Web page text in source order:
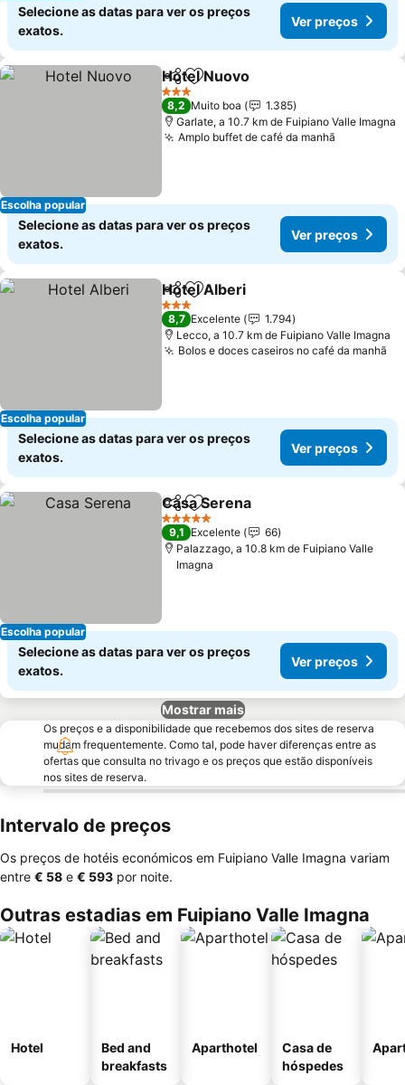
Selecione as datas para ver os preços
exatos.
Ver preços
Escolha popular
PartilharAdicionar aos favoritos
Hotel Nuovo
3 Estrelas
8,2 Muito boa
1.385
Garlate, a 10.7 km de Fuipiano Valle Imagna
Amplo buffet de café da manhã
Selecione as datas para ver os preços
exatos.
Ver preços
Escolha popular
PartilharAdicionar aos favoritos
Hotel Alberi
3 Estrelas
8,7 Excelente
1.794
Lecco, a 10.7 km de Fuipiano Valle Imagna
Bolos e doces caseiros no café da manhã
Selecione as datas para ver os preços
exatos.
Ver preços
Escolha popular
PartilharAdicionar aos favoritos
Casa Serena
5 Estrelas
9,1 Excelente
66
Palazzago, a 10.8 km de Fuipiano Valle
Imagna
Selecione as datas para ver os preços
exatos.
Ver preços
Mostrar mais
Os preços e a disponibilidade que recebemos dos sites de reserva
mudam frequentemente. Como tal, pode haver diferenças entre as
ofertas que consulta no trivago e os preços que estão disponíveis
nos sites de reserva.
Intervalo de preços
Os preços de hotéis económicos em Fuipiano Valle Imagna variam
entre ‎€ 58 e ‎€ 593 por noite.
Outras estadias em Fuipiano Valle Imagna
Hotel
Bed and
breakfasts
Aparthotel
Casa de
hóspedes